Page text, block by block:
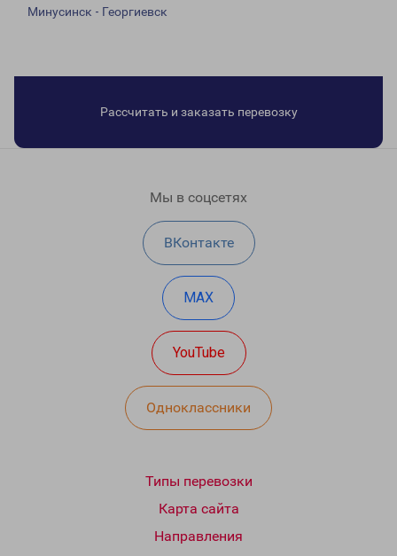
Минусинск - Георгиевск
Рассчитать и заказать перевозку
Мы в соцсетях
ВКонтакте
MAX
YouTube
Одноклассники
Типы перевозки
Карта сайта
Направления